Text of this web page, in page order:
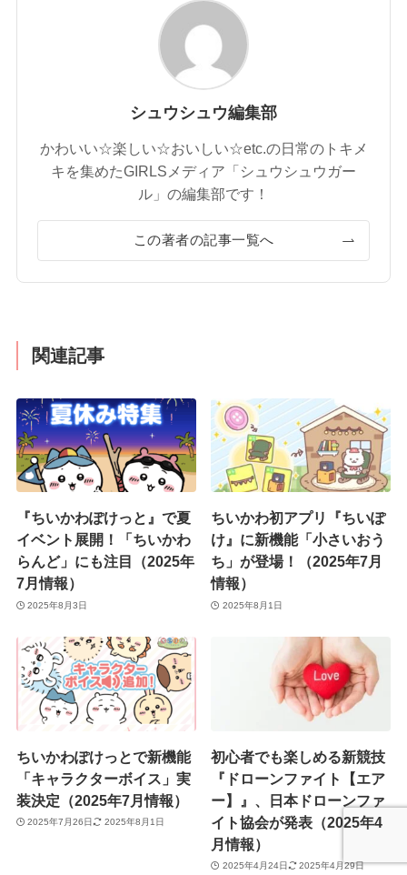
シュウシュウ編集部
かわいい☆楽しい☆おいしい☆etc.の日常のトキメ
キを集めたGIRLSメディア「シュウシュウガー
ル」の編集部です！
この著者の記事一覧へ
関連記事
『ちいかわぽけっと』で夏
イベント展開！「ちいかわ
らんど」にも注目（2025年
7月情報）
2025年8月3日
ちいかわ初アプリ『ちいぽ
け』に新機能「小さいおう
ち」が登場！（2025年7月
情報）
2025年8月1日
ちいかわぽけっとで新機能
「キャラクターボイス」実
装決定（2025年7月情報）
2025年7月26日 2025年8月1日
初心者でも楽しめる新競技
『ドローンファイト【エア
ー】』、日本ドローンファ
イト協会が発表（2025年4
月情報）
2025年4月24日 2025年4月29日